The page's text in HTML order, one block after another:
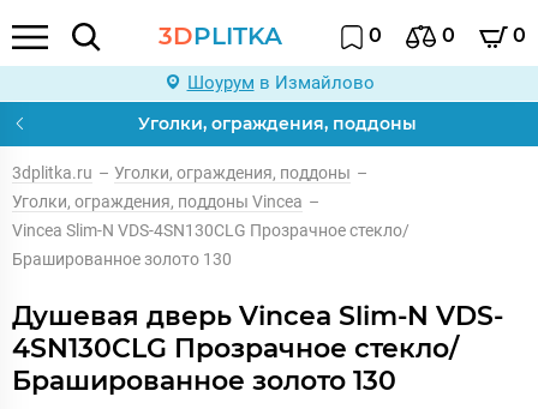
3DPLITKA 0 0 0
Шоурум в Измайлово
Уголки, ограждения, поддоны
3dplitka.ru – Уголки, ограждения, поддоны –
Уголки, ограждения, поддоны Vincea –
Vincea Slim-N VDS-4SN130CLG Прозрачное стекло/
Брашированное золото 130
Душевая дверь Vincea Slim-N VDS-
4SN130CLG Прозрачное стекло/
Брашированное золото 130